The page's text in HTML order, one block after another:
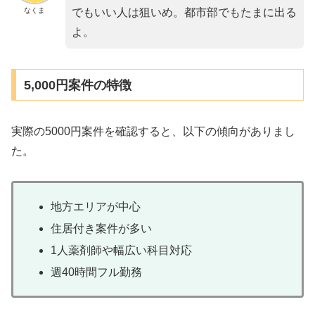
なくま
でもいい人は狙いめ。都市部でもたまに出る
よ。
5,000円案件の特徴
実際の5000円案件を確認すると、以下の傾向がありまし
た。
地方エリアが中心
住居付き案件が多い
1人薬剤師や幅広い科目対応
週40時間フル勤務